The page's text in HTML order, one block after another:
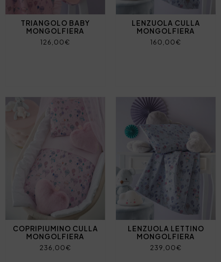
TRIANGOLO BABY
MONGOLFIERA
126,00€
LENZUOLA CULLA
MONGOLFIERA
160,00€
COPRIPIUMINO CULLA
MONGOLFIERA
236,00€
LENZUOLA LETTINO
MONGOLFIERA
239,00€